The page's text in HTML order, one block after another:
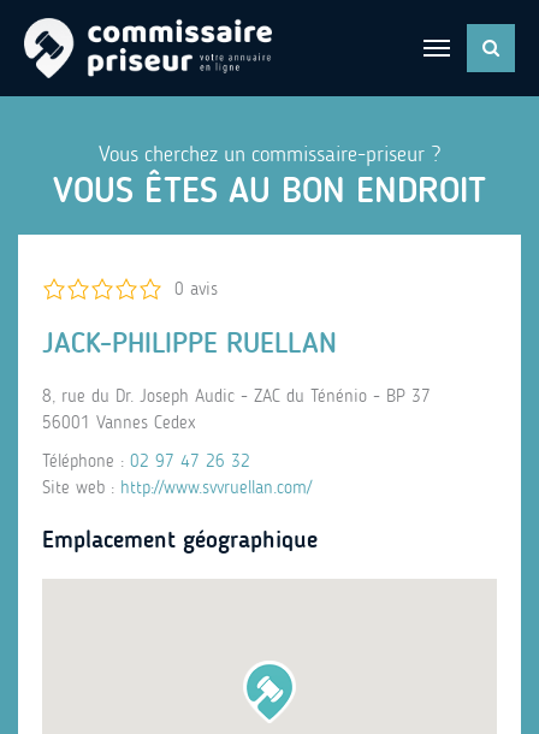
Vous cherchez un commissaire-priseur ?
VOUS ÊTES AU BON ENDROIT
0 avis
JACK-PHILIPPE RUELLAN
8, rue du Dr. Joseph Audic - ZAC du Ténénio - BP 37
56001 Vannes Cedex
Téléphone : 02 97 47 26 32
Site web : http://www.svvruellan.com/
Emplacement géographique